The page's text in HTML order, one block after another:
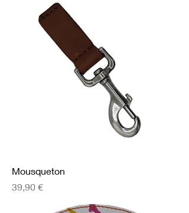
Mousqueton
Prix
39,90 €